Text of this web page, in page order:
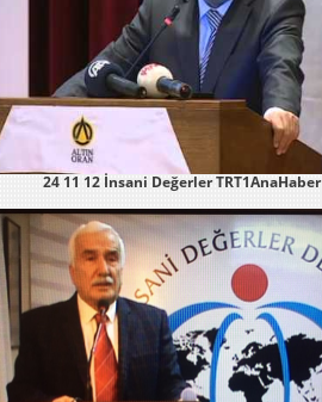
24 11 12 İnsani Değerler TRT1AnaHaber